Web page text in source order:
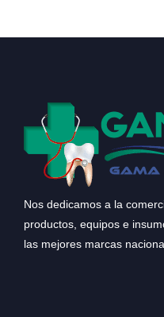
Nos dedicamos a la
productos, equipos e
las mejores marcas